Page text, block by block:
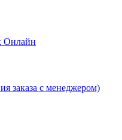
Онлайн
заказа с менеджером)